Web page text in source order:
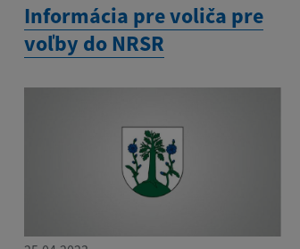
Informácia pre voliča pre
voľby do NRSR